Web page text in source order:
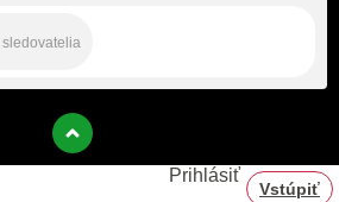
sledovatelia
Prihlásiť
Vstúpiť